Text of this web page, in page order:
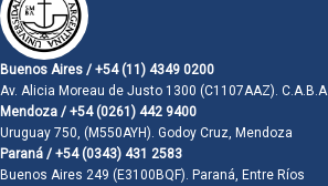
Buenos Aires / +54 (11) 4349 0200
Av. Alicia Moreau de Justo 1300 (C1107AAZ). C.A.B.A.
Mendoza / +54 (0261) 442 9400
Uruguay 750, (M550AYH). Godoy Cruz, Mendoza
Paraná / +54 (0343) 431 2583
Buenos Aires 249 (E3100BQF). Paraná, Entre Ríos